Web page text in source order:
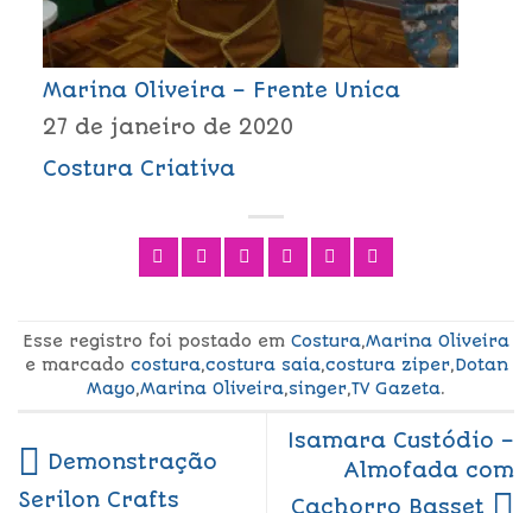
Marina Oliveira – Frente Unica
27 de janeiro de 2020
Costura Criativa
Esse registro foi postado em Costura,Marina Oliveira
e marcado costura,costura saia,costura ziper,Dotan
Mayo,Marina Oliveira,singer,TV Gazeta.
Demonstração
Serilon Crafts
Isamara Custódio –
Almofada com
Cachorro Basset